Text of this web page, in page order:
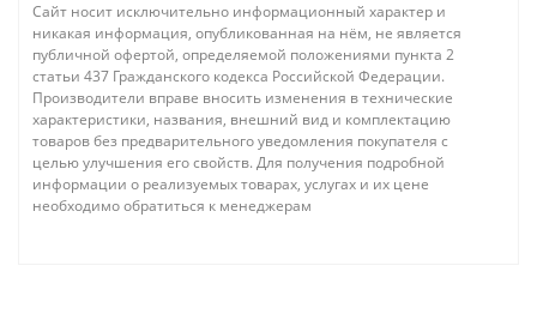
Сайт носит исключительно информационный характер и
никакая информация, опубликованная на нём, не является
публичной офертой, определяемой положениями пункта 2
статьи 437 Гражданского кодекса Российской Федерации.
Производители вправе вносить изменения в технические
характеристики, названия, внешний вид и комплектацию
товаров без предварительного уведомления покупателя с
целью улучшения его свойств. Для получения подробной
информации о реализуемых товарах, услугах и их цене
необходимо обратиться к менеджерам